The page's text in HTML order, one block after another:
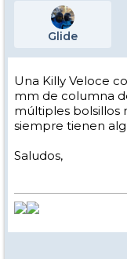
Glide
Una Killy Veloce
mm de columna
múltiples bolsillos
siempre tienen
Saludos,